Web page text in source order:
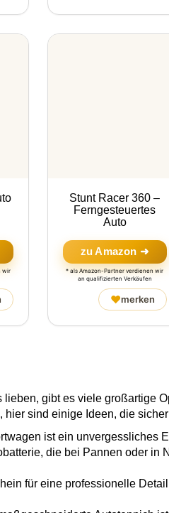
wir
Stunt Racer 360 –
Ferngesteuertes
Auto
zu Amazon ➜
* als Amazon-Partner verdienen wir
an qualifizierten Verkäufen
♥merken
gibt es viele großartige
sind einige Ideen, die
ist ein unvergessliches
die bei Pannen oder in
für eine professionelle